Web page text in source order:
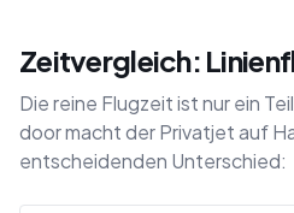
Zeitvergleich:
Die reine Flugzeit ist nur ein
door macht der Privatjet auf
entscheidenden Unterschied: